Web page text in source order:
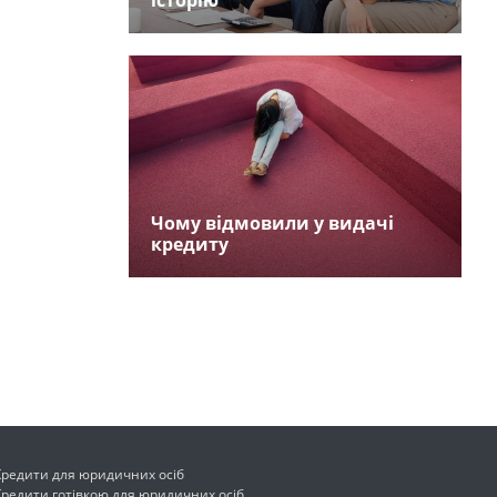
Чому відмовили у видачі
кредиту
для юридичних осіб